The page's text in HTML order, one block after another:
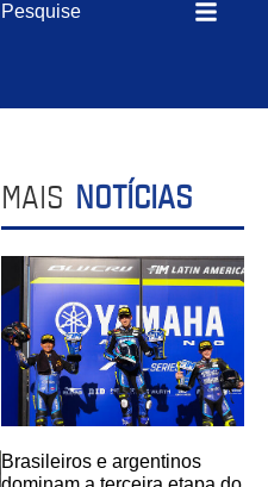
MAIS NOTÍCIAS
Brasileiros e argentinos